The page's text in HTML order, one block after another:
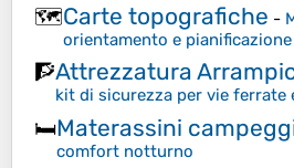
🗺️Carte topografiche -
orientamento e pianificazione
🧗Attrezzatura
kit di sicurezza per vie ferrate
🛏️Materassini
comfort notturno